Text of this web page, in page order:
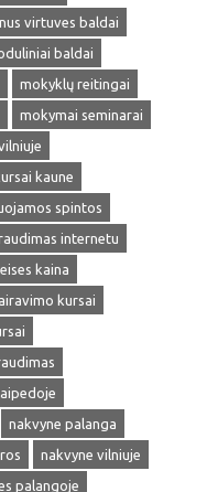
virtuves baldai
baldai
mokyklų reitingai
mokymai seminarai
kaune
spintos
internetu
kaina
kursai
nakvyne palanga
nakvyne vilniuje
palangoje